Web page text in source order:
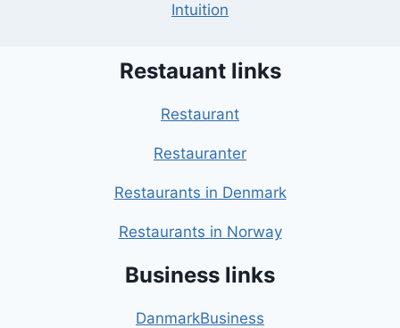
Intuition
Restauant links
Restaurant
Restauranter
Restaurants in Denmark
Restaurants in Norway
Business links
DanmarkBusiness